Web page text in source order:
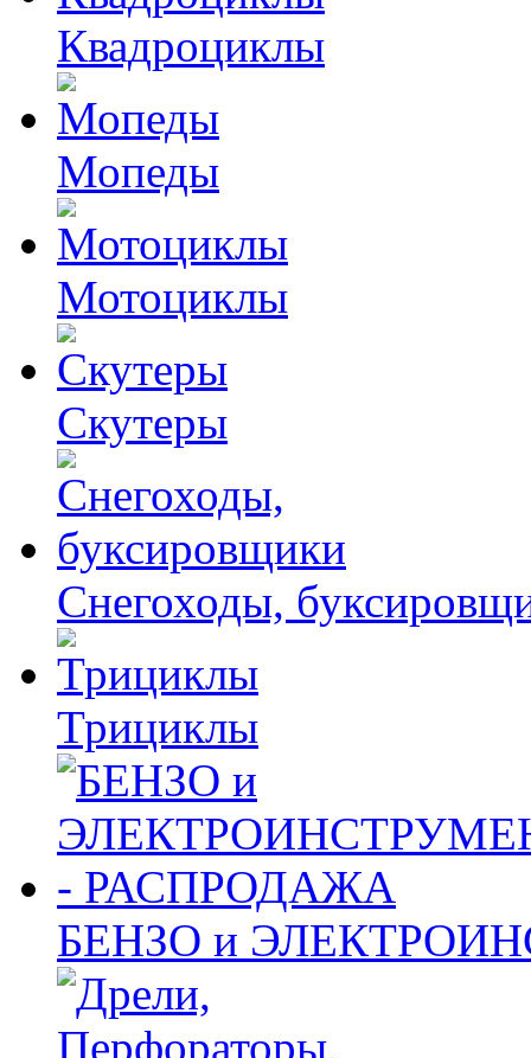
Квадроциклы
Мопеды
Мотоциклы
Скутеры
Снегоходы,
Трициклы
БЕНЗО и